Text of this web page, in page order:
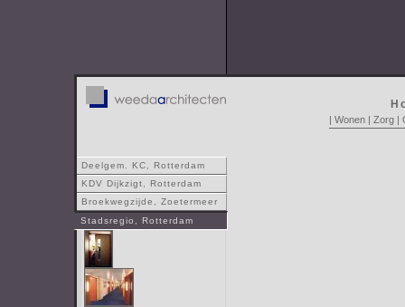
| Wonen | Zorg |
Deelgem. KC, Rotterdam
KDV Dijkzigt, Rotterdam
Broekwegzijde, Zoetermeer
Stadsregio, Rotterdam